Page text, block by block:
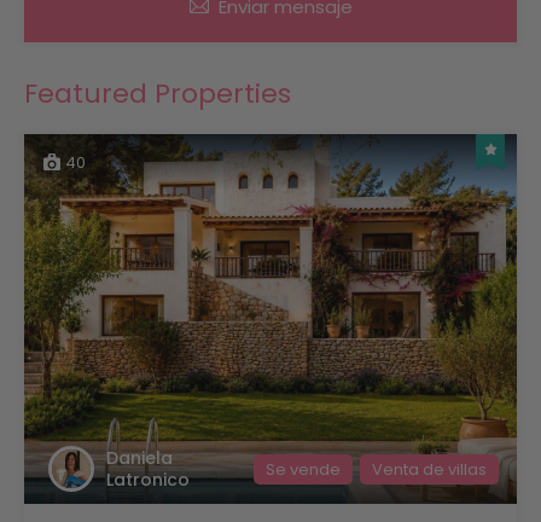
Enviar mensaje
Featured Properties
40
Daniela
Latronico
Se vende Venta de villas